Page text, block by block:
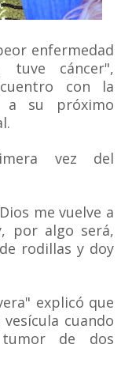
enfermedad
cáncer",
con la
a su próximo
vez del
me vuelve a
por algo será,
rodillas y doy
explicó que
cuando
de dos